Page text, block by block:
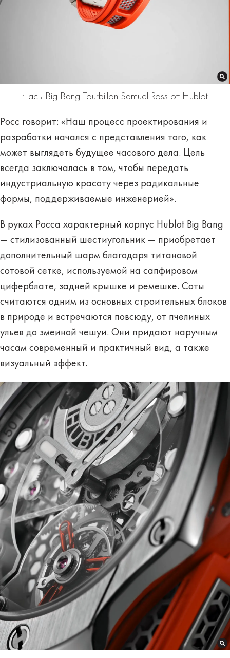
Часы Big Bang Tourbillon Samuel Ross от Hublot
Росс говорит: «Наш процесс проектирования и
разработки начался с представления того, как
может выглядеть будущее часового дела. Цель
всегда заключалась в том, чтобы передать
индустриальную красоту через радикальные
формы, поддерживаемые инженерией».
В руках Росса характерный корпус Hublot Big Bang
— стилизованный шестиугольник — приобретает
дополнительный шарм благодаря титановой
сотовой сетке, используемой на сапфировом
циферблате, задней крышке и ремешке. Соты
считаются одним из основных строительных блоков
в природе и встречаются повсюду, от пчелиных
ульев до змеиной чешуи. Они придают наручным
часам современный и практичный вид, а также
визуальный эффект.